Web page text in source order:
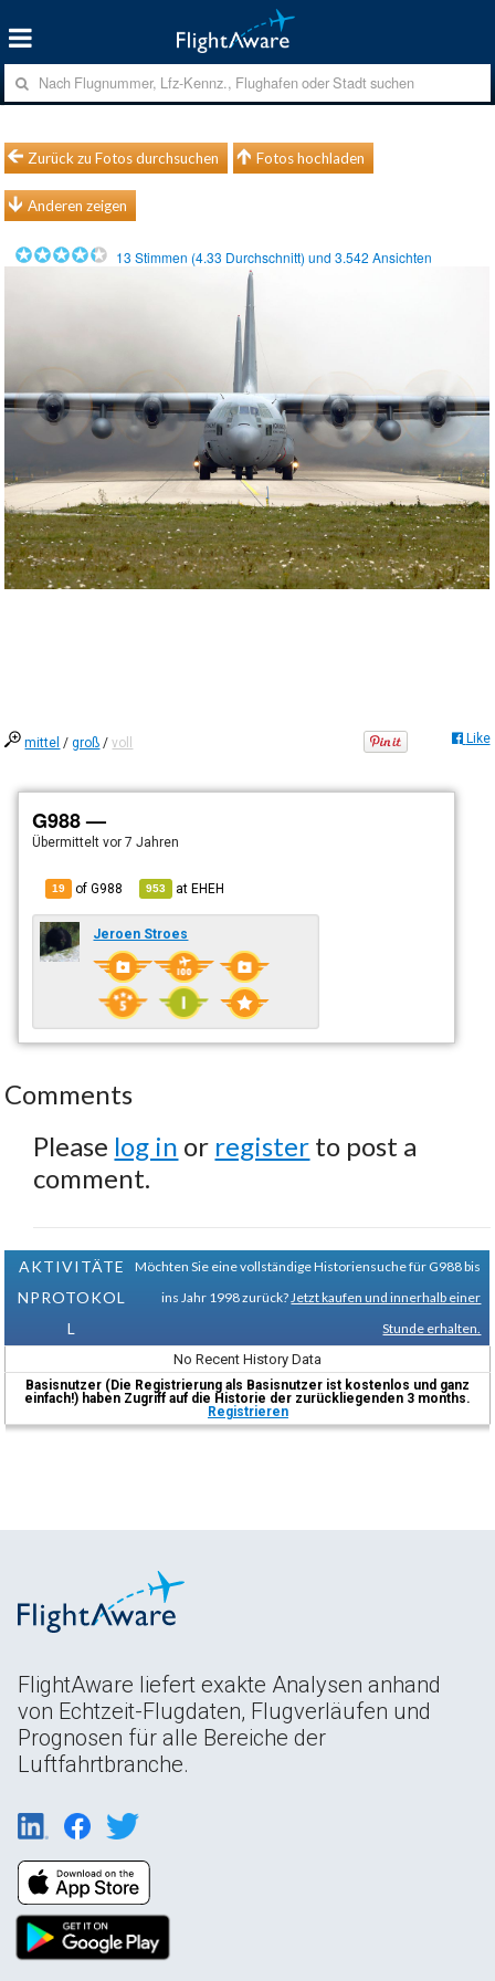
Zurück zu Fotos durchsuchen Fotos hochladen
Anderen zeigen
13 Stimmen (4.33 Durchschnitt) und3.542 Ansichten
mittel /groß /voll Like
G988 —
Übermitteltvor 7 Jahren
19 of G988 953 atEHEH
Jeroen Stroes
Comments
Please log in or register to post a
comment.
AKTIVITÄTE
NPROTOKOL
L
Möchten Sie eine vollständige Historiensuche für G988 bis
ins Jahr 1998 zurück? Jetzt kaufen und innerhalb einer
Stunde erhalten.
No Recent History Data
Basisnutzer (Die Registrierung als Basisnutzer ist kostenlos und ganz
einfach!) haben Zugriff auf die Historie der zurückliegenden 3 months.
Registrieren
FlightAware liefert exakte Analysen anhand
von Echtzeit-Flugdaten, Flugverläufen und
Prognosen für alle Bereiche der
Luftfahrtbranche.